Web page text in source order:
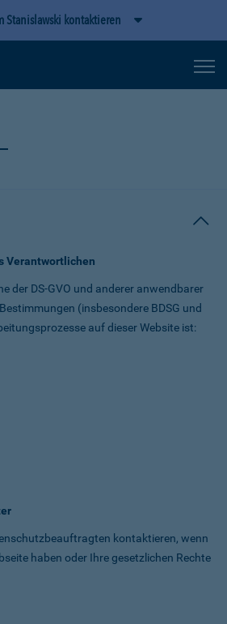
Stanislawski kontaktieren
Verantwortlichen
der DS-GVO und anderer anwendbarer
(insbesondere BDSG und
auf dieser Website ist:
kontaktieren, wenn
haben oder Ihre gesetzlichen Rechte